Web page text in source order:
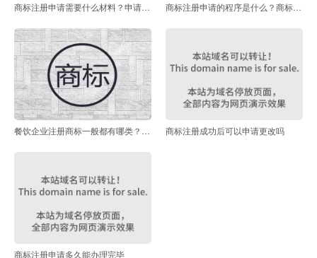
商标注册申请需要什么材料？申请商标需要多长时间？ 商标注册申请的程序是什么？商标注册需要提供哪些资料？
餐饮企业注册商标一般都有哪类？餐饮商标侵权如何认定？ 商标注册成功后可以申请更改吗
商标注册申请多久能办理完毕